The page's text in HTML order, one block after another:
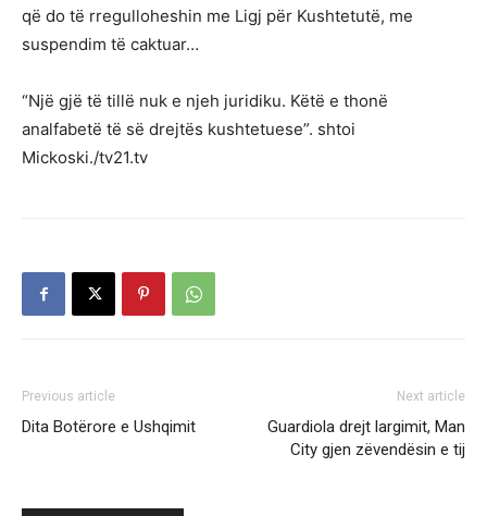
që do të rregulloheshin me Ligj për Kushtetutë, me
suspendim të caktuar…
“Një gjë të tillë nuk e njeh juridiku. Këtë e thonë
analfabetë të së drejtës kushtetuese”. shtoi
Mickoski./tv21.tv
Previous article
​Dita Botërore e Ushqimit
Next article
Guardiola drejt largimit, Man
City gjen zëvendësin e tij